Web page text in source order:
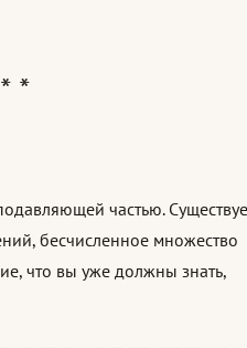
частью.
бесчисленное множество
что вы уже должны знать,